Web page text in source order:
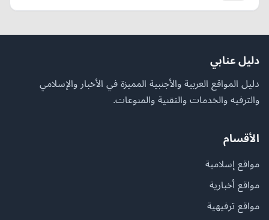
دليل عنابي
دليل المواقع العربية والأجنبية المميزة في الأخبار والإسلامي
والترفيه والخدمات والتقنية والمنوعات.
الأقسام
مواقع إسلامية
مواقع أخبارية
مواقع ترفيهية